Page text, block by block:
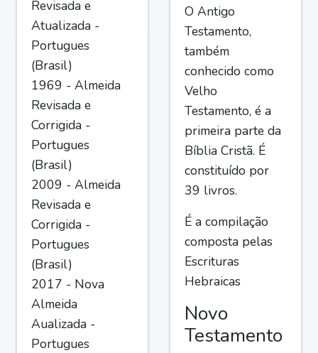
Revisada e
Atualizada -
Portugues
(Brasil)
1969 - Almeida
Revisada e
Corrigida -
Portugues
(Brasil)
2009 - Almeida
Revisada e
Corrigida -
Portugues
(Brasil)
2017 - Nova
Almeida
Aualizada -
Portugues
O Antigo
Testamento,
também
conhecido como
Velho
Testamento, é a
primeira parte da
Bíblia Cristã. É
constituído por
39 livros.
É a compilação
composta pelas
Escrituras
Hebraicas
Novo
Testamento